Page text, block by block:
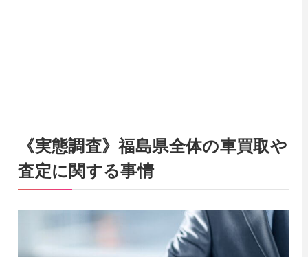
《実態調査》福島県全体の車買取や
査定に関する事情